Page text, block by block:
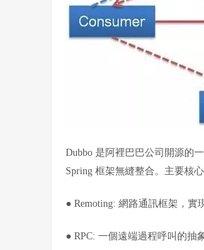
Dubbo 是阿裡巴巴公司開源的
Spring 框架無縫整合。 主要核心
● Remoting: 網路通訊框架，實
● RPC: 一個遠端過程呼叫的抽